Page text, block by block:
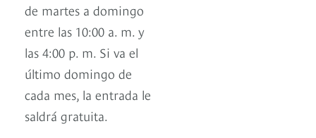
de martes a domingo
entre las 10:00 a. m. y
las 4:00 p. m. Si va el
último domingo de
cada mes, la entrada le
saldrá gratuita.